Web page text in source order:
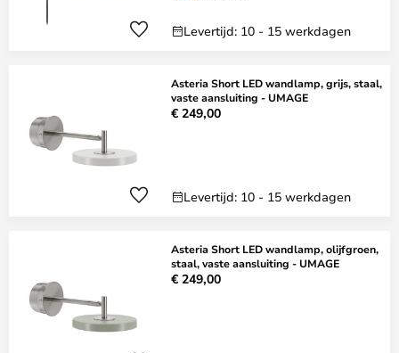
Levertijd: 10 - 15 werkdagen
Asteria Short LED wandlamp, grijs, staal,
vaste aansluiting - UMAGE
€ 249,00
Levertijd: 10 - 15 werkdagen
Asteria Short LED wandlamp, olijfgroen,
staal, vaste aansluiting - UMAGE
€ 249,00